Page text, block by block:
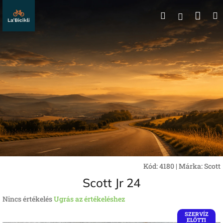
tartalomhoz
Keresés
Kód:4180 | Márka:Scott
Scott Jr 24
A
Nincs értékelésUgrás az értékeléshez
SZERVÍZ
ELŐTTI